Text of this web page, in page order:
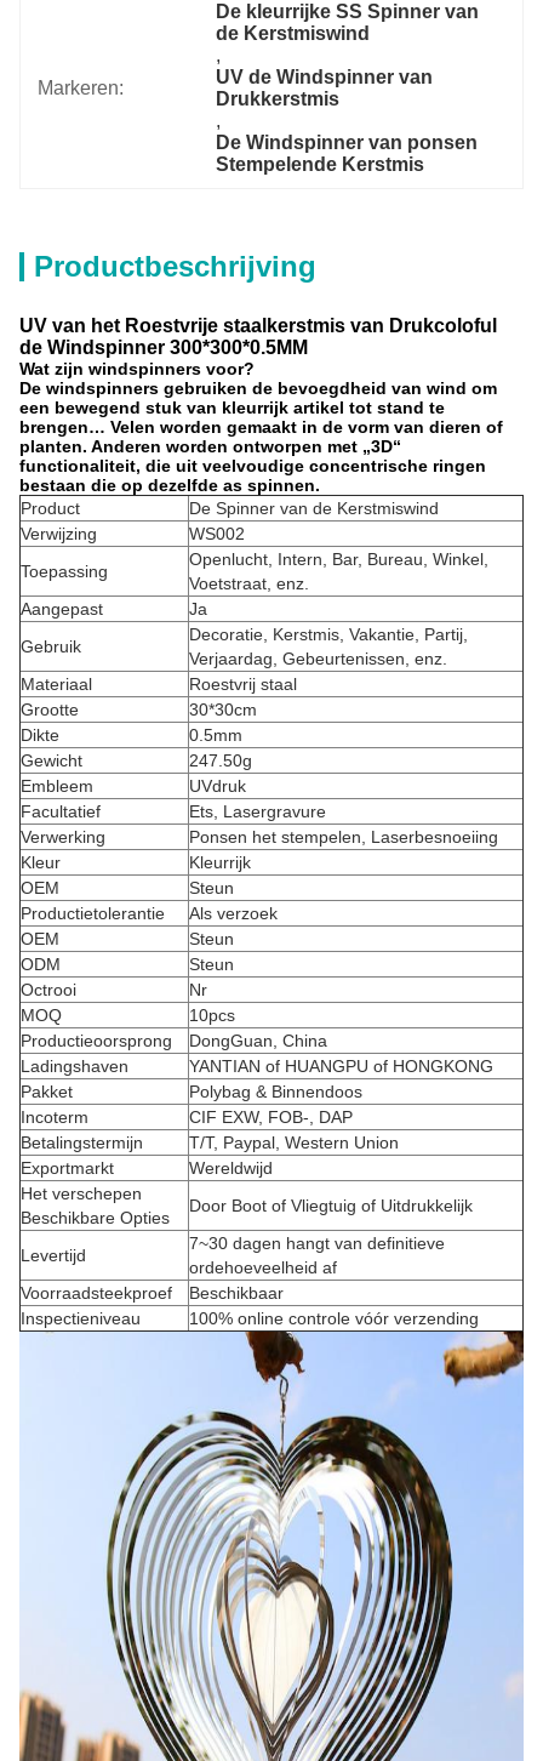
Markeren:
De kleurrijke SS Spinner van
de Kerstmiswind
,
UV de Windspinner van
Drukkerstmis
,
De Windspinner van ponsen
Stempelende Kerstmis
Productbeschrijving
UV van het Roestvrije staalkerstmis van Drukcoloful
de Windspinner 300*300*0.5MM
Wat zijn windspinners voor?
De windspinners gebruiken de bevoegdheid van wind om
een bewegend stuk van kleurrijk artikel tot stand te
brengen… Velen worden gemaakt in de vorm van dieren of
planten. Anderen worden ontworpen met „3D“
functionaliteit, die uit veelvoudige concentrische ringen
bestaan die op dezelfde as spinnen.
Product
De Spinner van de Kerstmiswind
Verwijzing
WS002
Toepassing
Openlucht, Intern, Bar, Bureau, Winkel,
Voetstraat, enz.
Aangepast
Ja
Gebruik
Decoratie, Kerstmis, Vakantie, Partij,
Verjaardag, Gebeurtenissen, enz.
Materiaal
Roestvrij staal
Grootte
30*30cm
Dikte
0.5mm
Gewicht
247.50g
Embleem
UVdruk
Facultatief
Ets, Lasergravure
Verwerking
Ponsen het stempelen, Laserbesnoeiing
Kleur
Kleurrijk
OEM
Steun
Productietolerantie
Als verzoek
OEM
Steun
ODM
Steun
Octrooi
Nr
MOQ
10pcs
Productieoorsprong
DongGuan, China
Ladingshaven
YANTIAN of HUANGPU of HONGKONG
Pakket
Polybag & Binnendoos
Incoterm
CIF EXW, FOB-, DAP
Betalingstermijn
T/T, Paypal, Western Union
Exportmarkt
Wereldwijd
Het verschepen
Beschikbare Opties
Door Boot of Vliegtuig of Uitdrukkelijk
Levertijd
7~30 dagen hangt van definitieve
ordehoeveelheid af
Voorraadsteekproef
Beschikbaar
Inspectieniveau
100% online controle vóór verzending